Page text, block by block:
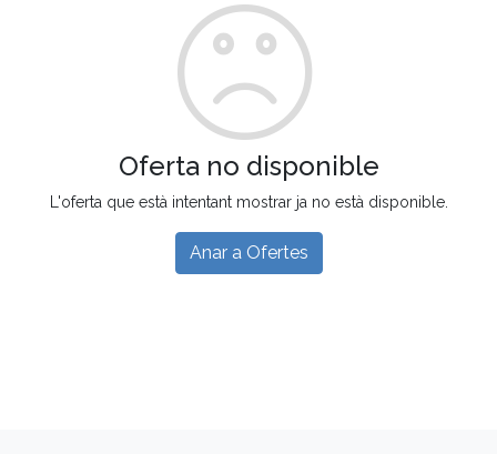
Oferta no disponible
L'oferta que està intentant mostrar ja no està disponible.
Anar a Ofertes